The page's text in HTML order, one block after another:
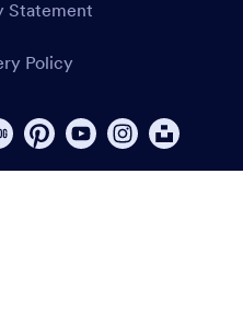
Statement
Policy